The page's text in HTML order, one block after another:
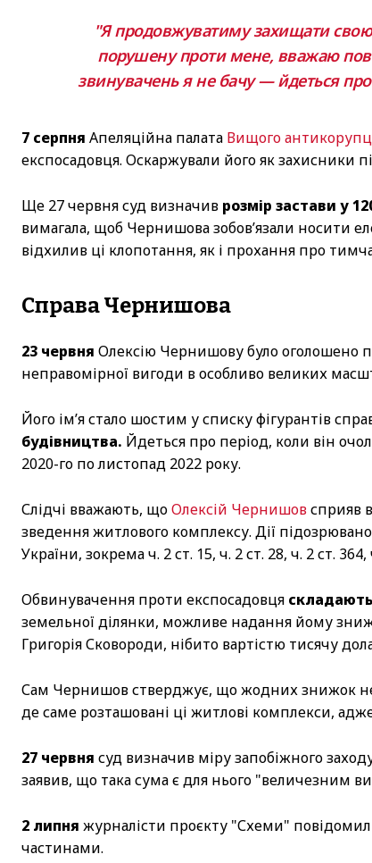
"Я продовжуватиму захищати свою
порушену проти мене, вважаю
звинувачень я не бачу — йдеться
7 серпня Апеляційна палата Вищого
експосадовця. Оскаржували його як захисники
Ще 27 червня суд визначив розмір застави у
вимагала, щоб Чернишова зобов’язали носити
відхилив ці клопотання, як і прохання про
Справа Чернишова
23 червня Олексію Чернишову було оголошено
неправомірної вигоди в особливо великих
Його ім’я стало шостим у списку фігурантів
будівництва. Йдеться про період, коли він
2020-го по листопад 2022 року.
Слідчі вважають, щоОлексій Чернишовсприяв
зведення житлового комплексу. Дії
України, зокрема ч. 2 ст. 15, ч. 2 ст. 28, ч. 2 ст.
Обвинувачення проти експосадовця
земельної ділянки, можливе надання йому
Григорія Сковороди, нібито вартістю тисячу
Сам Чернишов стверджує, що жодних знижок не
де саме розташовані ці житлові комплекси,
27 червня суд визначив міру запобіжного
заявив, що така сума є для нього "величезним
2 липня журналісти проєкту "Схеми"
частинами.